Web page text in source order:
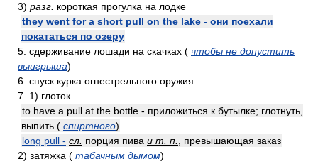
3) разг. короткая прогулка на лодке
they went for a short pull on the lake - они поехали
покататься по озеру
5. сдерживание лошади на скачках ( чтобы не допустить
выигрыша)
6. спуск курка огнестрельного оружия
7. 1) глоток
to have a pull at the bottle - приложиться к бутылке; глотнуть,
выпить ( спиртного)
long pull - сл. порция пива и т. п.
, превышающая заказ
2) затяжка ( табачным дымом)